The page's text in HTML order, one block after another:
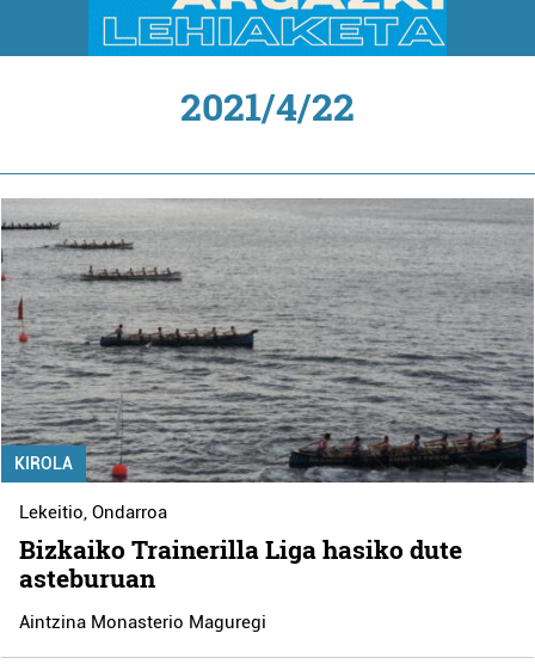
2021/4/22
KIROLA
Lekeitio,Ondarroa
Bizkaiko Trainerilla Liga hasiko dute
asteburuan
Aintzina Monasterio Maguregi